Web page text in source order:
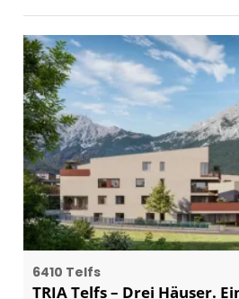
6410 Telfs
TRIA Telfs – Drei Häuser.